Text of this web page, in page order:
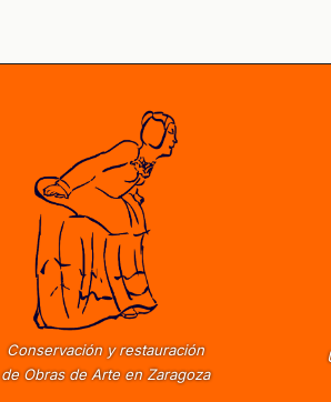
Conservación y restauración
de Obras de Arte en Zaragoza